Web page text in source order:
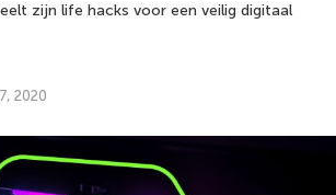
zijn life hacks voor een veilig digitaal
2020